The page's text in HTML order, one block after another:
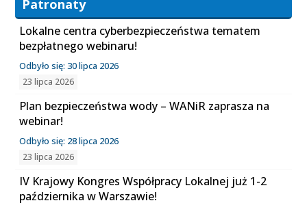
Patronaty
Lokalne centra cyberbezpieczeństwa tematem
bezpłatnego webinaru!
Odbyło się: 30 lipca 2026
23 lipca 2026
Plan bezpieczeństwa wody – WANiR zaprasza na
webinar!
Odbyło się: 28 lipca 2026
23 lipca 2026
IV Krajowy Kongres Współpracy Lokalnej już 1-2
października w Warszawie!